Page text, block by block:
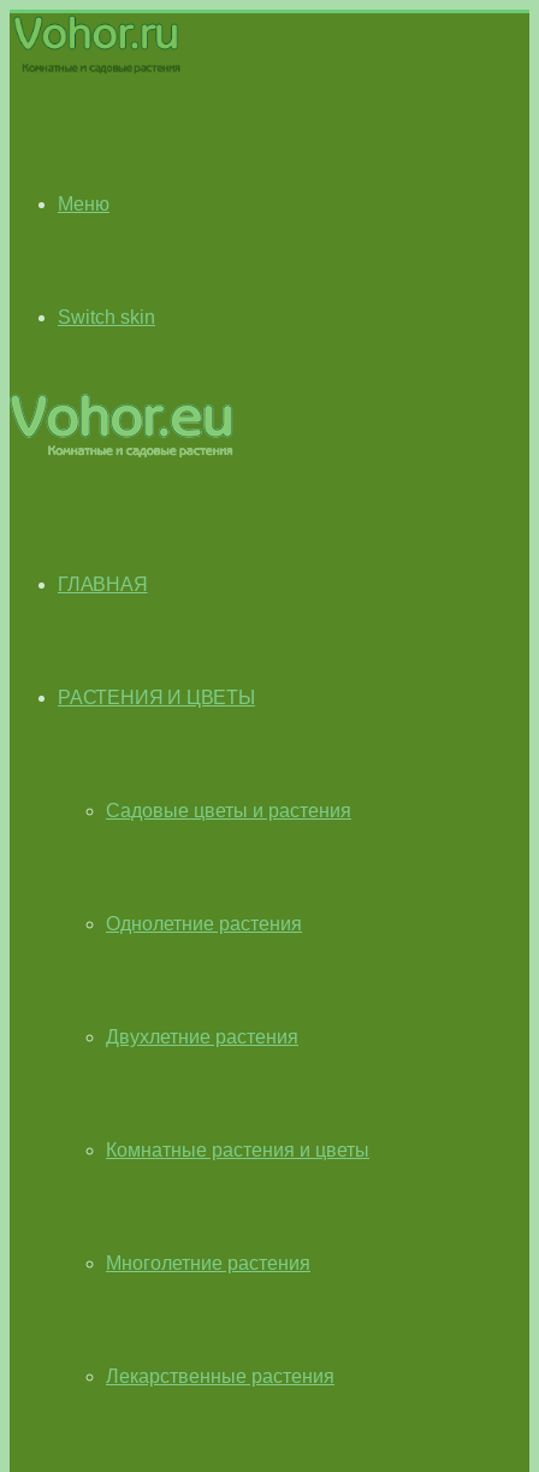
Меню
Switch skin
ГЛАВНАЯ
РАСТЕНИЯ И ЦВЕТЫ
Садовые цветы и растения
Однолетние растения
Двухлетние растения
Комнатные растения и цветы
Многолетние растения
Лекарственные растения